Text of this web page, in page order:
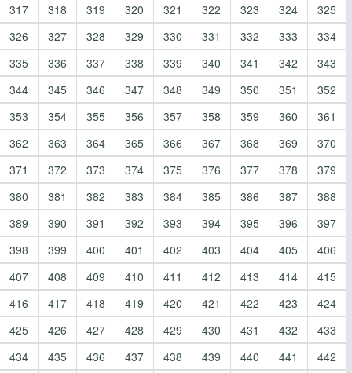
317
318 319 320 321 322 323 324
325
326
327 328 329 330 331 332 333
334
335
336 337 338 339 340 341 342
343
344
345 346 347 348 349 350 351
352
353
354 355 356 357 358 359 360
361
362
363 364 365 366 367 368 369
370
371
372 373 374 375 376 377 378
379
380
381 382 383 384 385 386 387
388
389
390 391 392 393 394 395 396
397
398
399 400 401 402 403 404 405
406
407
408 409 410 411 412 413 414
415
416
417 418 419 420 421 422 423
424
425
426 427 428 429 430 431 432
433
434
435 436 437 438 439 440 441 442